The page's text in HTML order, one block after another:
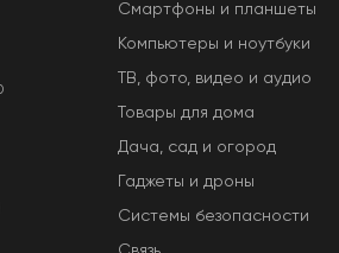
Смартфоны и планшеты
Компьютеры и ноутбуки
ТВ, фото, видео и аудио
Товары для дома
Дача, сад и огород
Гаджеты и дроны
Системы безопасности